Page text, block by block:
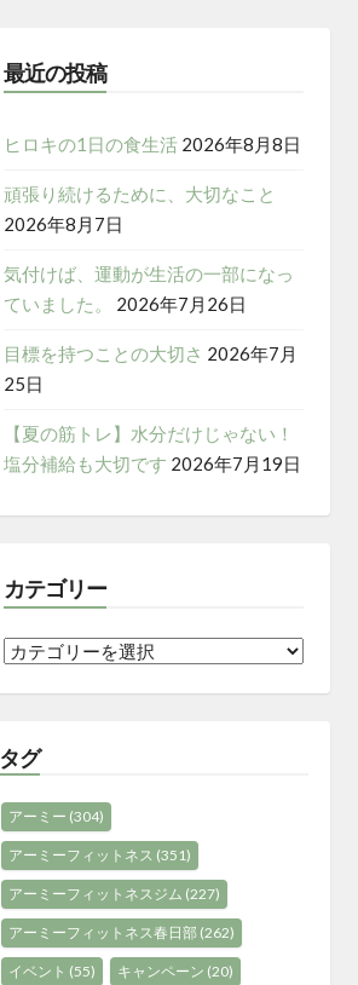
最近の投稿
ヒロキの1日の食生活 2026年8月8日
頑張り続けるために、大切なこと
2026年8月7日
気付けば、運動が生活の一部になっ
ていました。
2026年7月26日
目標を持つことの大切さ 2026年7月
25日
【夏の筋トレ】水分だけじゃない！
塩分補給も大切です 2026年7月19日
カテゴリー
カ
ー
タグ
アーミー (304)
アーミーフィットネス (351)
アーミーフィットネスジム (227)
アーミーフィットネス春日部(262)
イベント (55) キャンペーン (20)